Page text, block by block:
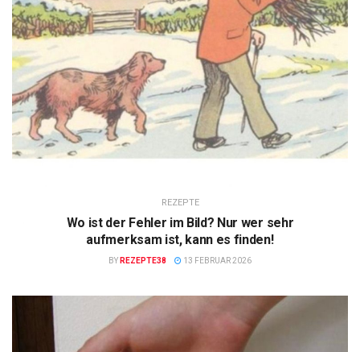
REZEPTE
Wo ist der Fehler im Bild? Nur wer sehr
aufmerksam ist, kann es finden!
BY REZEPTE38 13 FEBRUAR 2026